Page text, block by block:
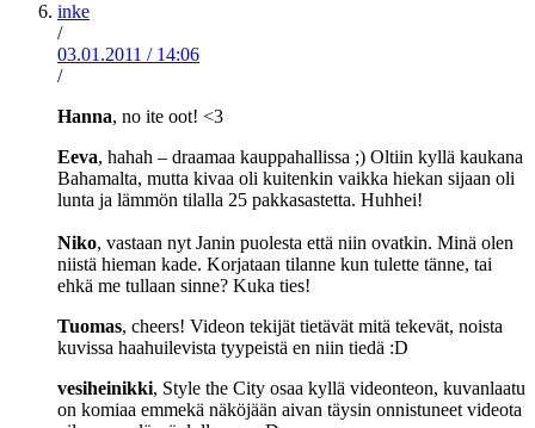
inke
/
03.01.2011 / 14:06
/
Hanna, no ite oot! <3
Eeva, hahah – draamaa kauppahallissa ;) Oltiin kyllä kaukana
Bahamalta, mutta kivaa oli kuitenkin vaikka hiekan sijaan oli
lunta ja lämmön tilalla 25 pakkasastetta. Huhhei!
Niko, vastaan nyt Janin puolesta että niin ovatkin. Minä olen
niistä hieman kade. Korjataan tilanne kun tulette tänne, tai
ehkä me tullaan sinne? Kuka ties!
Tuomas, cheers! Videon tekijät tietävät mitä tekevät, noista
kuvissa haahuilevista tyypeistä en niin tiedä :D
vesiheinikki, Style the City osaa kyllä videonteon, kuvanlaatu
on komiaa emmekä näköjään aivan täysin onnistuneet videota